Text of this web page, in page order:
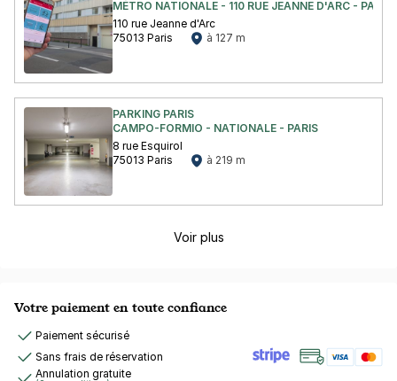
MÉTRO NATIONALE - 110 RUE JEANNE D'ARC - PARIS
110 rue Jeanne d'Arc
75013 Paris
à 127 m
PARKING PARIS
CAMPO-FORMIO - NATIONALE - PARIS
8 rue Esquirol
75013 Paris
à 219 m
Voir plus
Votre paiement en toute confiance
Paiement sécurisé
Sans frais de réservation
Annulation gratuite